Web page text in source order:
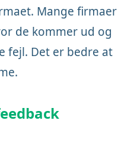
Mange firmaer
de kommer ud og
fejl. Det er bedre at